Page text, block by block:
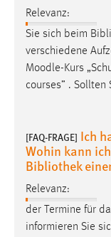
Relevanz:
Sie sich beim
verschiedene
Moodle-Kurs
courses” .
[FAQ-FRAGE] Ich
Wohin kann
Bibliothek
Relevanz:
der Termine für
informieren Sie
Marketing
verwendet,
Sie tun dies,
Google Ads
Name:
Anbieter:
Google